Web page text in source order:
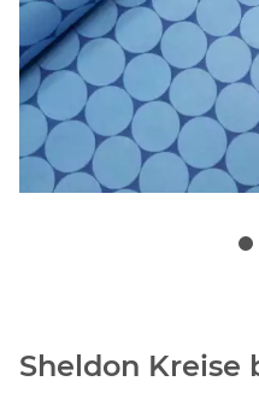
Sheldon Kreise